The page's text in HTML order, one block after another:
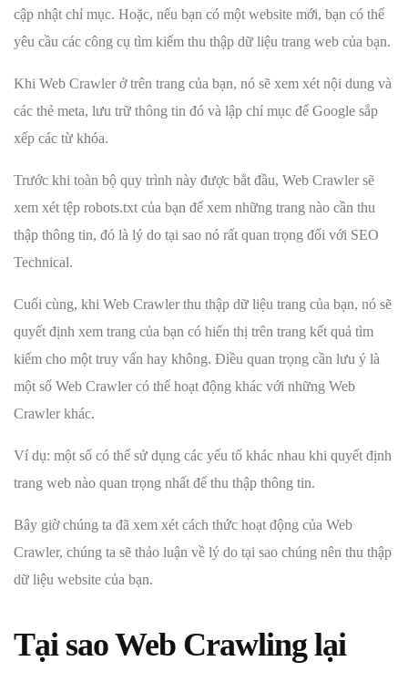
cập nhật chỉ mục. Hoặc, nếu bạn có một website mới, bạn có thể
yêu cầu các công cụ tìm kiếm thu thập dữ liệu trang web của bạn.
Khi Web Crawler ở trên trang của bạn, nó sẽ xem xét nội dung và
các thẻ meta, lưu trữ thông tin đó và lập chỉ mục để Google sắp
xếp các từ khóa.
Trước khi toàn bộ quy trình này được bắt đầu, Web Crawler sẽ
xem xét tệp robots.txt của bạn để xem những trang nào cần thu
thập thông tin, đó là lý do tại sao nó rất quan trọng đối với SEO
Technical.
Cuối cùng, khi Web Crawler thu thập dữ liệu trang của bạn, nó sẽ
quyết định xem trang của bạn có hiển thị trên trang kết quả tìm
kiếm cho một truy vấn hay không. Điều quan trọng cần lưu ý là
một số Web Crawler có thể hoạt động khác với những Web
Crawler khác.
Ví dụ: một số có thể sử dụng các yếu tố khác nhau khi quyết định
trang web nào quan trọng nhất để thu thập thông tin.
Bây giờ chúng ta đã xem xét cách thức hoạt động của Web
Crawler, chúng ta sẽ thảo luận về lý do tại sao chúng nên thu thập
dữ liệu website của bạn.
Tại sao Web Crawling lại